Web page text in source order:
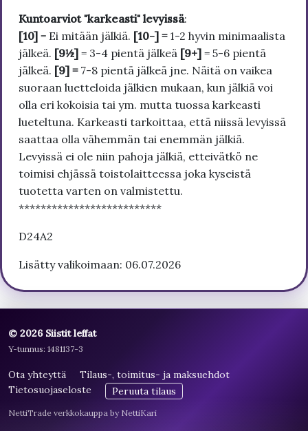
Kuntoarviot "karkeasti" levyissä:
[10] = Ei mitään jälkiä. [10-] = 1-2 hyvin minimaalista
jälkeä. [9½] = 3-4 pientä jälkeä [9+] = 5-6 pientä
jälkeä. [9] = 7-8 pientä jälkeä jne. Näitä on vaikea
suoraan luetteloida jälkien mukaan, kun jälkiä voi
olla eri kokoisia tai ym. mutta tuossa karkeasti
lueteltuna. Karkeasti tarkoittaa, että niissä levyissä
saattaa olla vähemmän tai enemmän jälkiä.
Levyissä ei ole niin pahoja jälkiä, etteivätkö ne
toimisi ehjässä toistolaitteessa joka kyseistä
tuotetta varten on valmistettu.
**************************
D24A2
Lisätty valikoimaan: 06.07.2026
© 2026 Siistit leffat
Y-tunnus: 1481137-3
Ota yhteyttä
Tilaus-, toimitus- ja maksuehdot
Tietosuojaseloste
Peruuta tilaus
NettiTrade verkkokauppa by NettiKari